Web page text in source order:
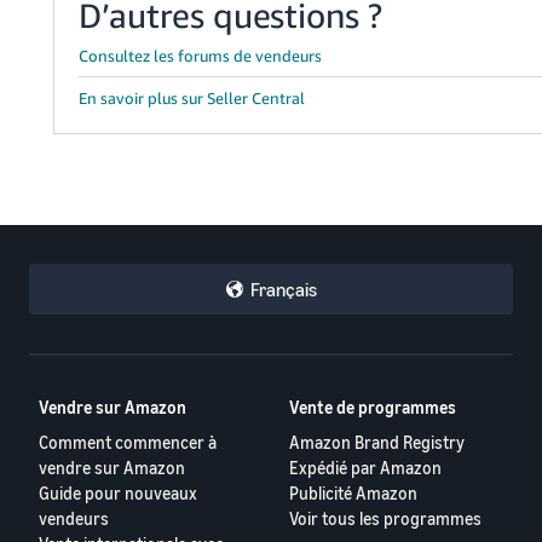
D’autres questions ?
Consultez les forums de vendeurs
En savoir plus sur Seller Central
Français
Vendre sur Amazon
Comment commencer à
vendre sur Amazon
Guide pour nouveaux
vendeurs
Vente de programmes
Amazon Brand Registry
Expédié par Amazon
Publicité Amazon
Voir tous les programmes